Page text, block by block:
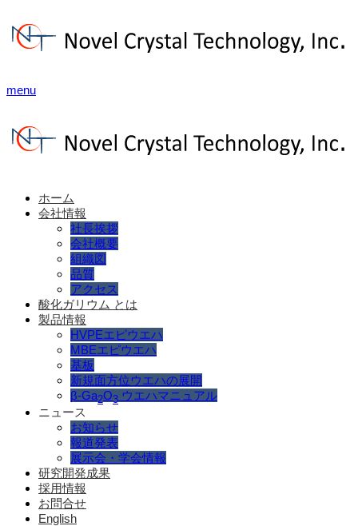
menu
ホーム
会社情報
社長挨拶
会社概要
組織図
品質
アクセス
酸化ガリウム とは
製品情報
HVPEエピウエハ
MBEエピウエハ
基板
新規面方位ウエハの展開
β-Ga2O3 ウエハマニュアル
ニュース
お知らせ
報道発表
展示会・学会情報
研究開発成果
採用情報
お問合せ
English